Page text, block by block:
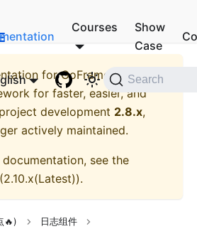
Courses
Show
Case
Search
forGoFrame - A
for faster, easier, and
development 2.8.x,
actively maintained.
see the
(2.10.x(Latest)).
🔥) 日志组件